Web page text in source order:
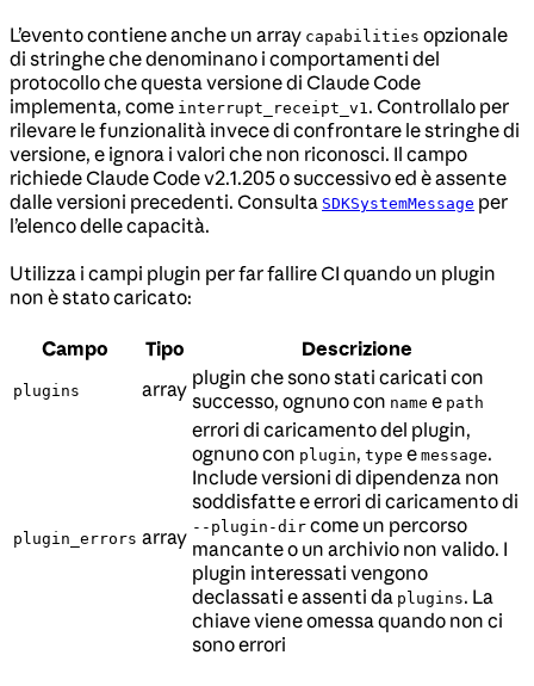
L’evento contiene anche un array capabilities opzionale
di stringhe che denominano i comportamenti del
protocollo che questa versione di Claude Code
implementa, come interrupt_receipt_v1 . Controllalo per
rilevare le funzionalità invece di confrontare le stringhe di
versione, e ignora i valori che non riconosci. Il campo
richiede Claude Code v2.1.205 o successivo ed è assente
dalle versioni precedenti. Consulta SDKSystemMessage per
l’elenco delle capacità.
Utilizza i campi plugin per far fallire CI quando un plugin
non è stato caricato:
Campo Tipo Descrizione
plugins array plugin che sono stati caricati con
successo, ognuno con name e path
plugin_errors array
errori di caricamento del plugin,
ognuno con plugin, type e message.
Include versioni di dipendenza non
soddisfatte e errori di caricamento di
--plugin-dir come un percorso
mancante o un archivio non valido. I
plugin interessati vengono
declassati e assenti da plugins. La
chiave viene omessa quando non ci
sono errori